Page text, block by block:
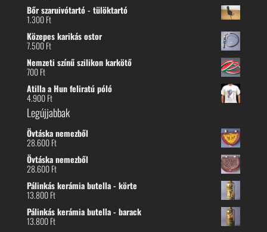
Bőr szaruivótartó - tülöktartó
1.300Ft
Közepes karikás ostor
7.500Ft
Nemzeti színű szilikon karkötő
700Ft
Atilla a Hun feliratú póló
4.900Ft
Legújjabbak
Övtáska nemezből
28.600Ft
Övtáska nemezből
28.600Ft
Pálinkás kerámia butella - körte
13.800Ft
Pálinkás kerámia butella - barack
13.800Ft